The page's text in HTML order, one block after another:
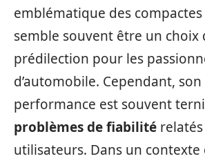
emblématique des
semble souvent être un choix
prédilection pour les
d’automobile. Cependant,
performance est souvent
problèmes de fiabilité
utilisateurs. Dans un